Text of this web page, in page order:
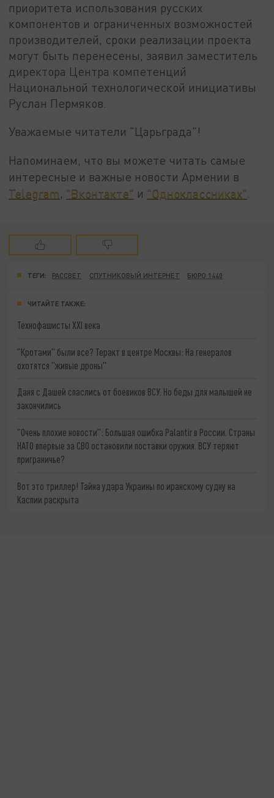
приоритета использования русских
компонентов и ограниченных возможностей
производителей, сроки реализации проекта
могут быть перенесены, заявил заместитель
директора Центра компетенций
Национальной технологической инициативы
Руслан Пермяков.
Уважаемые читатели "Царьграда"!
Напоминаем, что вы можете читать самые
интересные и важные новости Армении в
Telegram "Вконтакте" и "Одноклассниках"
ТЕГИ: РАССВЕТ СПУТНИКОВЫЙ ИНТЕРНЕТ БЮРО 1440
ЧИТАЙТЕ ТАКЖЕ:
Технофашисты XXI века
"Кротами" были все? Теракт в центре Москвы: На генералов
охотятся "живые дроны"
Даня с Дашей спаслись от боевиков ВСУ. Но беды для малышей не
закончились
"Очень плохие новости": Большая ошибка Palantir в России. Страны
НАТО впервые за СВО остановили поставки оружия. ВСУ теряют
приграничье?
Вот это триллер! Тайна удара Украины по иранскому судну на
Каспии раскрыта